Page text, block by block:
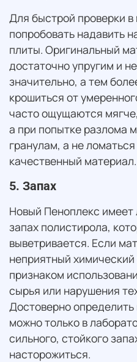
Для быстрой проверки
попробовать надавить
плиты. Оригинальный
достаточно упругим и
значительно, а тем
крошиться от
часто ощущаются
а при попытке разлома
гранулам, а не
качественный материал.
5. Запах
Новый Пеноплекс
запах полистирола,
выветривается. Если
неприятный
признаком
сырья или нарушения
Достоверно
можно только в
сильного, стойкого
насторожиться.